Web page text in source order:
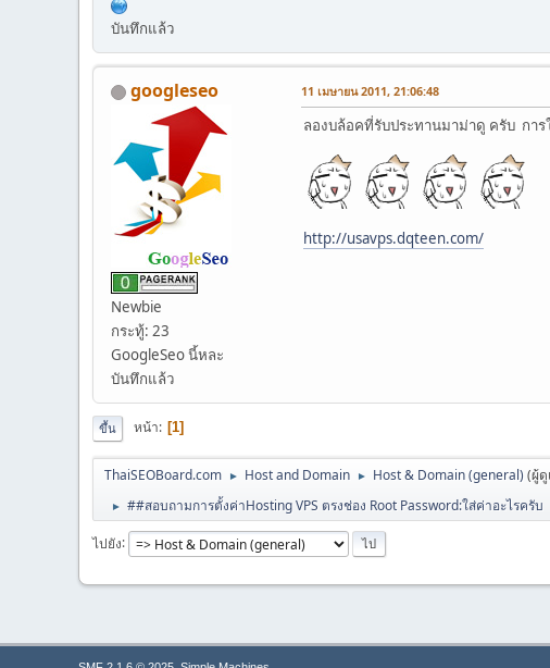
บันทึกแล้ว
googleseo
Newbie
กระทู้: 23
GoogleSeo นี้หละ
บันทึกแล้ว
11 เมษายน 2011, 21:06:48
ลองบล้อคที่รับประทานมาม่าดู ครับ การ
http://usavps.dqteen.com/
ขึ้น หน้า 1
ThaiSEOBoard.com ► Host and Domain ► Host & Domain (general) (ผู้
► ##สอบถามการตั้งค่าHosting VPS ตรงช่อง Root Password:ใส่ค่าอะไรครับ
ไปยัง